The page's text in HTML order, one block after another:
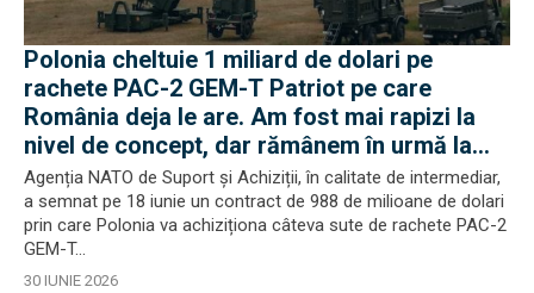
Polonia cheltuie 1 miliard de dolari pe
rachete PAC-2 GEM-T Patriot pe care
România deja le are. Am fost mai rapizi la
nivel de concept, dar rămânem în urmă la
negocieri și industrie
Agenția NATO de Suport și Achiziții, în calitate de intermediar,
a semnat pe 18 iunie un contract de 988 de milioane de dolari
prin care Polonia va achiziționa câteva sute de rachete PAC-2
GEM-T...
30 IUNIE 2026